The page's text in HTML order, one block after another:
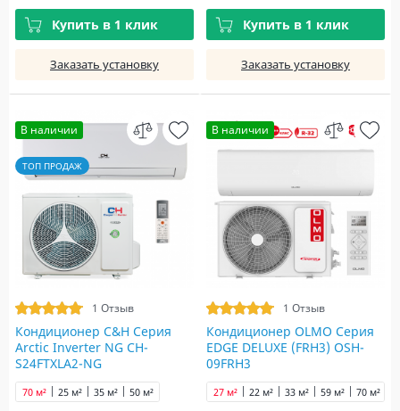
Купить в 1 клик
Заказать установку
Купить в 1 клик
Заказать установку
В наличии
ТОП ПРОДАЖ
1 Отзыв
Кондиционер C&H Серия
Arctic Inverter NG CH-
S24FTXLA2-NG
25 м² 35 м² 50 м²
70 м²
В наличии
1 Отзыв
Кондиционер OLMO Серия
EDGE DELUXE (FRH3) OSH-
09FRH3
22 м²
27 м² 33 м² 59 м² 70 м²